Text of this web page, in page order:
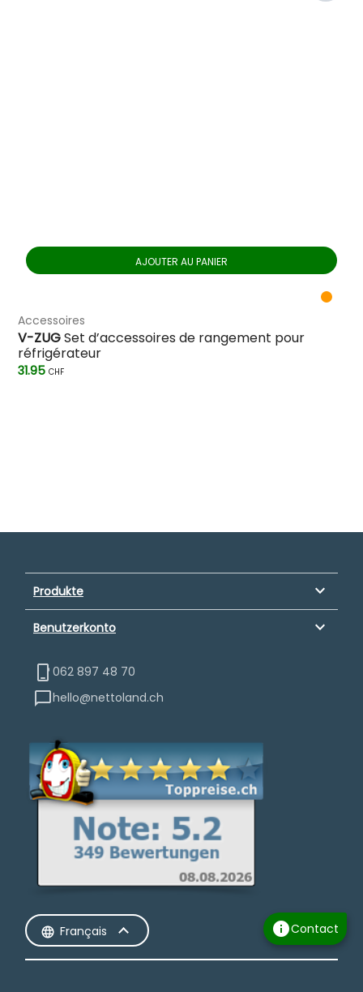
AJOUTER AU PANIER
Accessoires
V-ZUGSet d’accessoires de rangement pour
réfrigérateur
31.95 CHF
Produkte keyboard_arrow_down
Benutzerkonto keyboard_arrow_down
062 897 48 70
hello@nettoland.ch
Français infoContact